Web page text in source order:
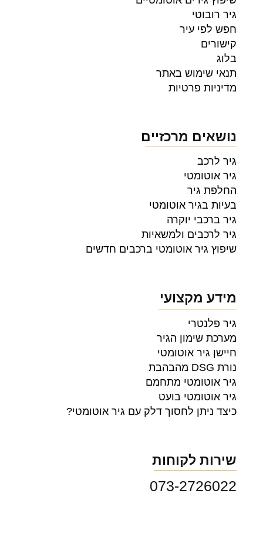
גיר רובוטי
חפש לפי עיר
קישורים
בלוג
תנאי שימוש באתר
מדיניות פרטיות
נושאים מרכזיים
גיר לרכב
גיר אוטומטי
החלפת גיר
בעיות בגיר אוטומטי
גיר ברכבי יוקרה
גיר לרכבים ולמשאיות
שיפוץ גיר אוטומטי ברכבים חדשים
מידע מקצועי
גיר פלנטרי
מערכת שימון הגיר
חיישן גיר אוטומטי
נורת DSG מהבהבת
גיר אוטומטי מתחמם
גיר אוטומטי בועט
כיצד ניתן לחסוך דלק עם גיר אוטומטי?
שירות לקוחות
073-2726022